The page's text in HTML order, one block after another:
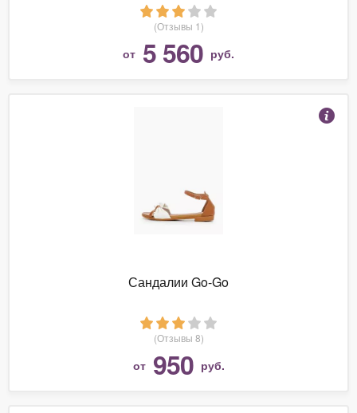
(Отзывы 1)
от 5 560 руб.
Сандалии Go-Go
(Отзывы 8)
от 950 руб.